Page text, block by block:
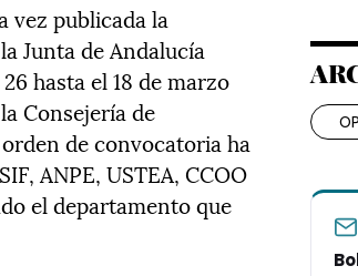
vez publicada la
Junta de Andalucía
hasta el 18 de marzo
Consejería de
de convocatoria ha
ANPE, USTEA, CCOO
el departamento que